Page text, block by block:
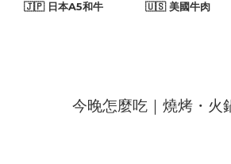
🇯🇵 日本A5和牛 🇺🇸 美國牛肉
今晚怎麼吃｜燒烤・火